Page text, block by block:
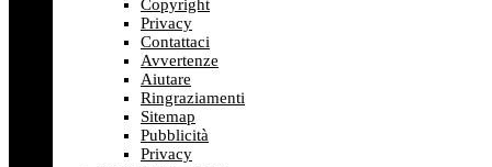
Copyright
Privacy
Contattaci
Avvertenze
Aiutare
Ringraziamenti
Sitemap
Pubblicità
Privacy